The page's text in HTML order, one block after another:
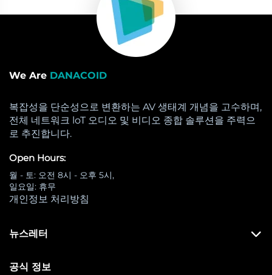
We Are DANACOID
복잡성을 단순성으로 변환하는 AV 생태계 개념을 고수하며,
전체 네트워크 loT 오디오 및 비디오 종합 솔루션을 주력으
로 추진합니다.
Open Hours:
월 - 토: 오전 8시 - 오후 5시,
일요일: 휴무
개인정보 처리방침
뉴스레터
공식 정보